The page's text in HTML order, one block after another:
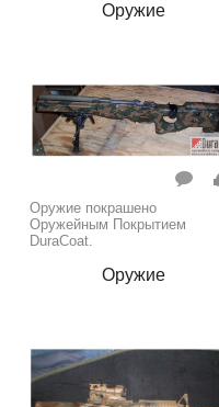
Оружие
Оружие покрашено
Оружейным Покрытием
DuraCoat.
Оружие